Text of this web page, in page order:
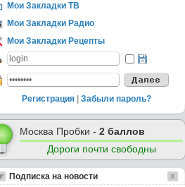
Мои Закладки ТВ
Мои Закладки Радио
Мои Закладки Рецепты
Регистрация Забыли пароль?
Москва Пробки - 2 баллов
Дороги почти свободны
Подписка на новости